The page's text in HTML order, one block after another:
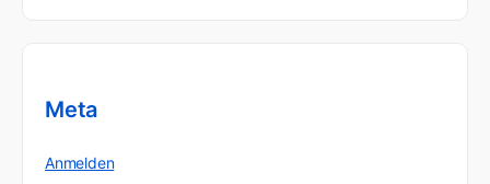
Meta
Anmelden